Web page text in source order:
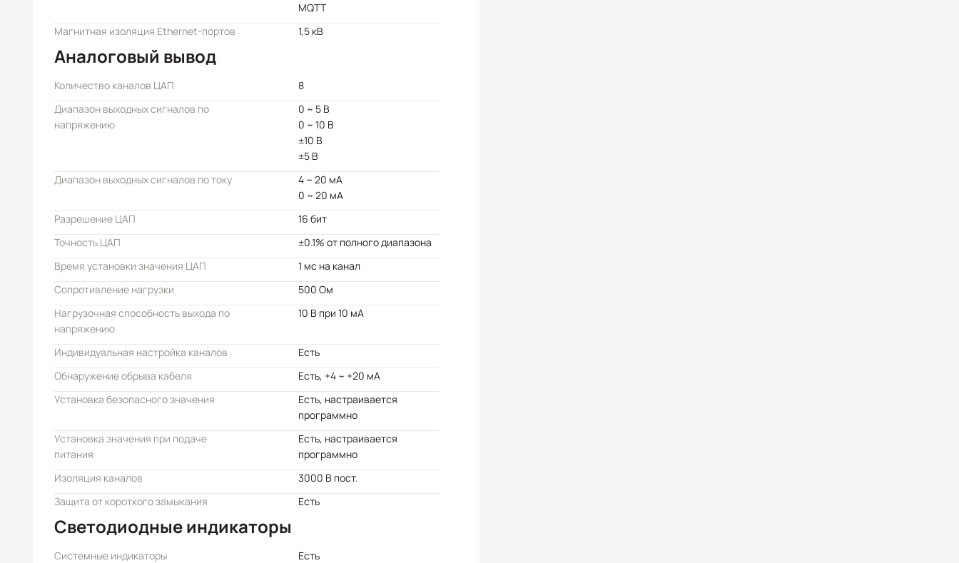
MQTT
Магнитная изоляция Ethernet-портов
1,5 кВ
Аналоговый вывод
Количество каналов ЦАП
8
Диапазон выходных сигналов по
напряжению
0 ~ 5 В
0 ~ 10 В
±10 В
±5 В
Диапазон выходных сигналов по току
4 ~ 20 мА
0 ~ 20 мА
Разрешение ЦАП
16 бит
Точность ЦАП
±0.1% от полного диапазона
Время установки значения ЦАП
1 мс на канал
Сопротивление нагрузки
500 Ом
Нагрузочная способность выхода по
напряжению
10 В при 10 мА
Индивидуальная настройка каналов
Есть
Обнаружение обрыва кабеля
Есть, +4 ~ +20 мА
Установка безопасного значения
Есть, настраивается
программно
Установка значения при подаче
питания
Есть, настраивается
программно
Изоляция каналов
3000 В пост.
Защита от короткого замыкания
Есть
Светодиодные индикаторы
Системные индикаторы
Есть